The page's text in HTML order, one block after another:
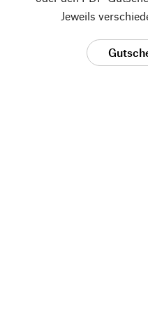
Jeweils